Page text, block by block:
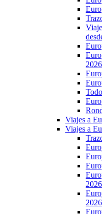
2026
Viajes a
Viajes a
2026
2026